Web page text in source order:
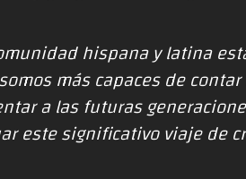
hispana y latina
más capaces de
a las futuras
este significativo viaje de